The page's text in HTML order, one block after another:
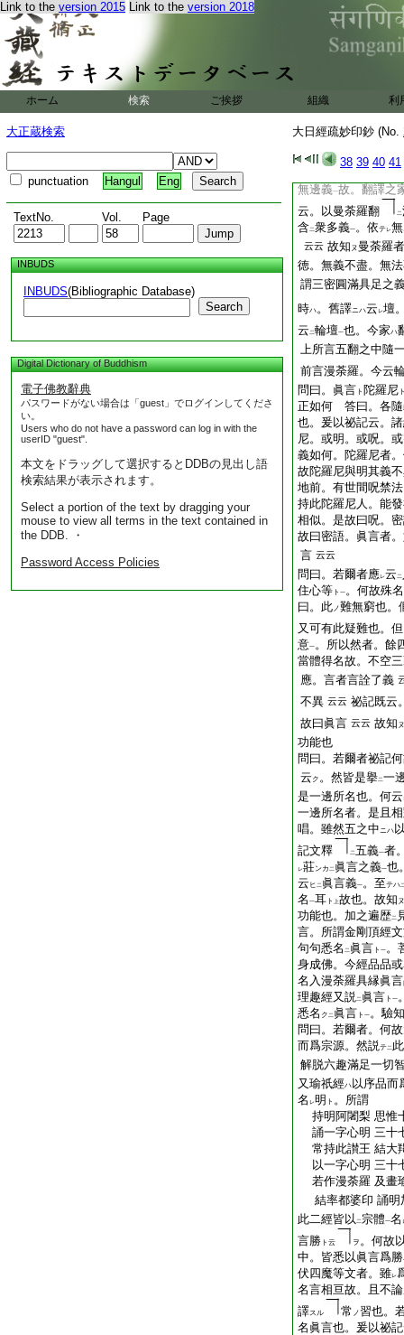
Link to the version 2015 Link to the version 2018
ホーム 検索 ご挨拶 組織 利
大正蔵検索
punctuation Hangul Eng
TextNo. Vol. Page
INBUDS
INBUDS(Bibliographic Database)
Search
Digital Dictionary of Buddhism
電子佛教辭典
パスワードがない場合は「guest」でログインしてくださ
い。
Users who do not have a password can log in with the
userID "guest".
本文をドラッグして選択するとDDBの見出し語
検索結果が表示されます。
Select a portion of the text by dragging your
mouse to view all terms in the text contained in
the DDB. ・
Password Access Policies
大日經疏妙印鈔 (No.
38 39 40 41
。例如シ 菩提心
。自
法也。其意文明也
二從眞言下。明
釋
初擧梵語。二明四
舊簡非
初中。眞言梵曰漫
無邊義一故。翻譯之
云。以曼荼羅翻
二
含二衆多義一。依テレ無
云云 故知 ヌ 曼荼羅
徳。無義不盡。無
謂三密圓滿具足之
時ハ。舊譯ニハ云 レ壇
云 二輪壇一也。今家ハ
上所言五翻之中隨
前言漫荼羅。今云
問曰。眞言 ト 陀羅尼
正如何 答曰。各隨
也。爰以祕記云。
尼。或明。或呪。
義如何。陀羅尼者
故陀羅尼與明其義
地前。有世間呪禁
持此陀羅尼人。能
相似。是故曰呪。
故曰密語。眞言者
言 云云
問曰。若爾者應レ云 二
住心等 ト 一。何故殊
曰。此ノ難無窮也。
又可有此疑難也。
意一。所以然者。餘
當體得名故。不空
應。言者言詮了義
不異 云云 祕記既云
故曰眞言 云云 故知 ヌ
功能也
問曰。若爾者祕記
云 ク 。然皆是擧二一
是一邊所名也。何云
一邊所名者。是且
唱。雖然五之中ニハ
記文釋
二五義一者
レ莊ンカ 二 眞言之義一也
云 ヒ 二 眞言義一。至テハ
名 一耳 ト 上故也。故知 ヌ
功能也。加之遍歴二
言。所謂金剛頂經
句句悉名 二 眞言 ト 一。
身成佛。今經品品
名入漫荼羅具縁眞
理趣經又説二 眞言 ト 一
悉名 ク 二 眞言 ト 一。驗知
問曰。若爾者。何
而爲宗源。然説テ二
解脱六趣滿足一切
又瑜祇經ハ 以序品而
名 レ明 ト 。所謂
持明阿闍梨 思惟
誦一字心明 三十
常持此讃王 結大
以一字心明 三十
若作漫荼羅 及畫
結率都婆印 誦明
此二經皆以 二宗體一名
言勝 ト云 ヲ 。何故
中。皆悉以眞言爲
伏四魔等文者。雖レ
名言相亘故。且不
譯スル 常 ノ習也。
名眞言也。爰以祕